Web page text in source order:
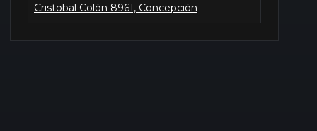
Cristobal Colón 8961, Concepción